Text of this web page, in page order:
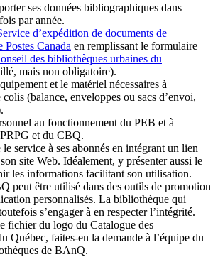
ses données bibliographiques dans
par année.
d’expédition de documents de
Canada en remplissant le formulaire
des bibliothèques urbaines du
mais non obligatoire).
et le matériel nécessaires à
(balance, enveloppes ou sacs d’envoi,
au fonctionnement du PEB et à
et du CBQ.
service à ses abonnés en intégrant un lien
site Web. Idéalement, y présenter aussi le
les informations facilitant son utilisation.
peut être utilisé dans des outils de promotion
personnalisés. La bibliothèque qui
s’engager à en respecter l’intégrité.
fichier du logo du Catalogue des
Québec, faites-en la demande à l’équipe du
de BAnQ.